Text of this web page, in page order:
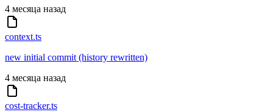
4 месяца назад
context.ts
new initial commit (history rewritten)
4 месяца назад
cost-tracker.ts